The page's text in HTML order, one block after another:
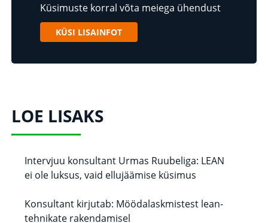
Küsimuste korral võta meiega ühendust
KÜSI LISAINFOT
LOE LISAKS
Intervjuu konsultant Urmas Ruubeliga: LEAN
ei ole luksus, vaid ellujäämise küsimus
Konsultant kirjutab: Möödalaskmistest lean-
tehnikate rakendamisel